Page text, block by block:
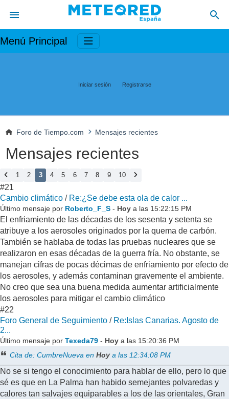
Menú Principal
Iniciar sesión Registrarse
Foro de Tiempo.com Mensajes recientes
Mensajes recientes
1 2 3 4 5 6 7 8 9 10
#21
Cambio climático / Re:¿Se debe esta ola de calor ...
Último mensaje por Roberto_F_S - Hoy a las 15:22:15 PM
El enfriamiento de las décadas de los sesenta y setenta se
atribuye a los aerosoles originados por la quema de carbón.
También se hablaba de todas las pruebas nucleares que se
realizaron en esas décadas de la guerra fría. No obstante, se
manejan cifras de pocas décimas de enfriamiento por efecto de
los aerosoles, y además contaminan gravemente el ambiente.
No creo que sea una buena medida aumentar artificialmente
los aerosoles para mitigar el cambio climático
#22
Foro General de Seguimiento / Re:Islas Canarias. Agosto de
2...
Último mensaje por Texeda79 - Hoy a las 15:20:36 PM
Cita de: CumbreNueva enHoy a las 12:34:08 PM
No se si tengo el conocimiento para hablar de ello, pero lo que
sé es que en La Palma han habido semejantes polvaredas y
calores tan salvajes equiparables a los de las orientales, Gran